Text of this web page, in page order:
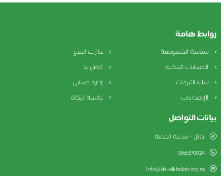
روابط هامة
سياسة الخصوصية
حالات التبرع
الحسابات البنكية
اتصل بنا
سلة التبرعات
إدارة حسابي
الإهداءات
حاسبة الزكاة
بيانات التواصل
حائل - مدينة الخطة
0165390024
info@kh-alkhatah.org.sa